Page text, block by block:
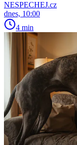
NESPECHEJ.cz
dnes, 10:00
4 min